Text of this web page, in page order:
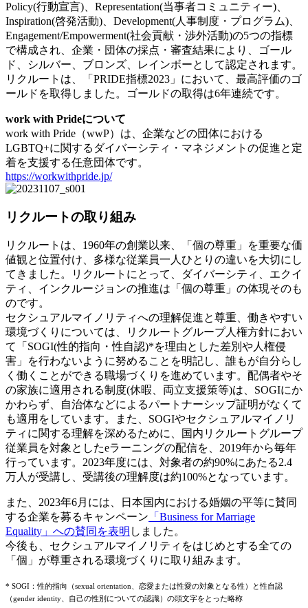
Policy(行動宣言)、Representation(当事者コミュニティー)、
Inspiration(啓発活動)、Development(人事制度・プログラム)、
Engagement/Empowerment(社会貢献・渉外活動)の5つの指標
で構成され、企業・団体の採点・審査結果により、ゴール
ド、シルバー、ブロンズ、レインボーとして認定されます。
リクルートは、「PRIDE指標2023」において、最高評価のゴ
ールドを取得しました。ゴールドの取得は6年連続です。
work with Prideについて
work with Pride（wwP）は、企業などの団体における
LGBTQ+に関するダイバーシティ・マネジメントの促進と定
着を支援する任意団体です。
https://workwithpride.jp/
リクルートの取り組み
リクルートは、1960年の創業以来、「個の尊重」を重要な価
値観と位置付け、多様な従業員一人ひとりの違いを大切にし
てきました。リクルートにとって、ダイバーシティ、エクイ
ティ、インクルージョンの推進は「個の尊重」の体現そのも
のです。
セクシュアルマイノリティへの理解促進と尊重、働きやすい
環境づくりについては、リクルートグループ人権方針におい
て「SOGI(性的指向・性自認)*を理由とした差別や人権侵
害」を行わないように努めることを明記し、誰もが自分らし
く働くことができる職場づくりを進めています。配偶者やそ
の家族に適用される制度(休暇、両立支援策等)は、SOGIにか
かわらず、自治体などによるパートナーシップ証明がなくて
も適用をしています。また、SOGIやセクシュアルマイノリ
ティに関する理解を深めるために、国内リクルートグループ
従業員を対象としたeラーニングの配信を、2019年から毎年
行っています。2023年度には、対象者の約90%にあたる2.4
万人が受講し、受講後の理解度は約100%となっています。
また、2023年6月には、日本国内における婚姻の平等に賛同
する企業を募るキャンペーン 「Business for Marriage
Equality」への賛同を表明 しました。
今後も、セクシュアルマイノリティをはじめとする全ての
「個」が尊重される環境づくりに取り組みます。
* SOGI：性的指向（sexual orientation、恋愛または性愛の対象となる性）と性自認
（gender identity、自己の性別についての認識）の頭文字をとった略称